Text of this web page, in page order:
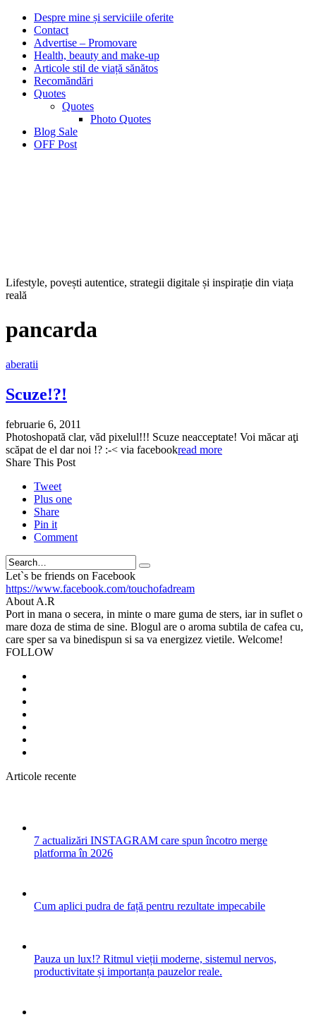
Despre mine și serviciile oferite
Contact
Advertise – Promovare
Health, beauty and make-up
Articole stil de viață sănătos
Recomăndări
Quotes
Quotes
Photo Quotes
Blog Sale
OFF Post
Lifestyle, povești autentice, strategii digitale și inspirație din viața
reală
pancarda
aberatii
Scuze!?!
februarie 6, 2011
Photoshopată clar, văd pixelul!!! Scuze neacceptate! Voi măcar aţi
scăpat de el dar noi !? :-< via facebookread more
Share This Post
Tweet
Plus one
Share
Pin it
Comment
Search
Let`s be friends on Facebook
https://www.facebook.com/touchofadream
About A.R
Port in mana o secera, in minte o mare guma de sters, iar in suflet o
mare doza de stima de sine. Blogul are o aroma subtila de cafea cu,
care sper sa va binedispun si sa va energizez vietile. Welcome!
FOLLOW
Articole recente
7 actualizări INSTAGRAM care spun încotro merge
platforma în 2026
Cum aplici pudra de față pentru rezultate impecabile
Pauza un lux!? Ritmul vieții moderne, sistemul nervos,
productivitate și importanța pauzelor reale.